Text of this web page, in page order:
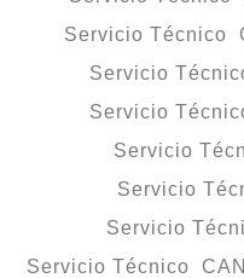
Servicio Técnico
Servicio
Servicio
Servicio
Servicio
Servicio
Servicio Técnico